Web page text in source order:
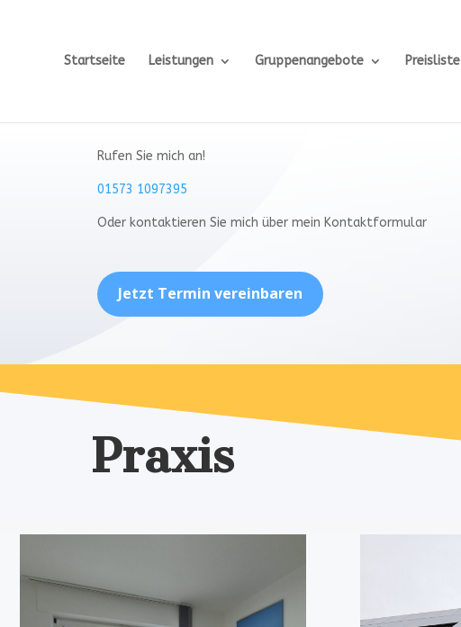
Startseite Leistungen Gruppenangebote Preisliste
Rufen Sie mich an!
01573 1097395
Oder kontaktieren Sie mich über mein Kontaktformular
Jetzt Termin vereinbaren
Praxis